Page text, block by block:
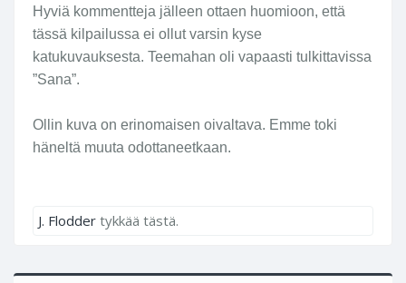
n
k
ä
a
t
v
Hyviä kommentteja jälleen ottaen huomioon, että
tässä kilpailussa ei ollut varsin kyse
katukuvauksesta. Teemahan oli vapaasti tulkittavissa
”Sana”.
Ollin kuva on erinomaisen oivaltava. Emme toki
häneltä muuta odottaneetkaan.
J. Flodder tykkää tästä.